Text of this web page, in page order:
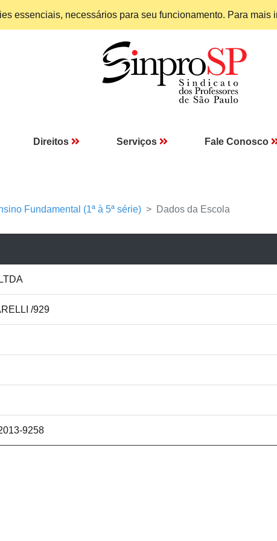
essenciais, necessários para seu funcionamento. Para mais
Direitos Serviços Fale Conosco
Fundamental (1ª à 5ª série) Dados da Escola
/929
9258